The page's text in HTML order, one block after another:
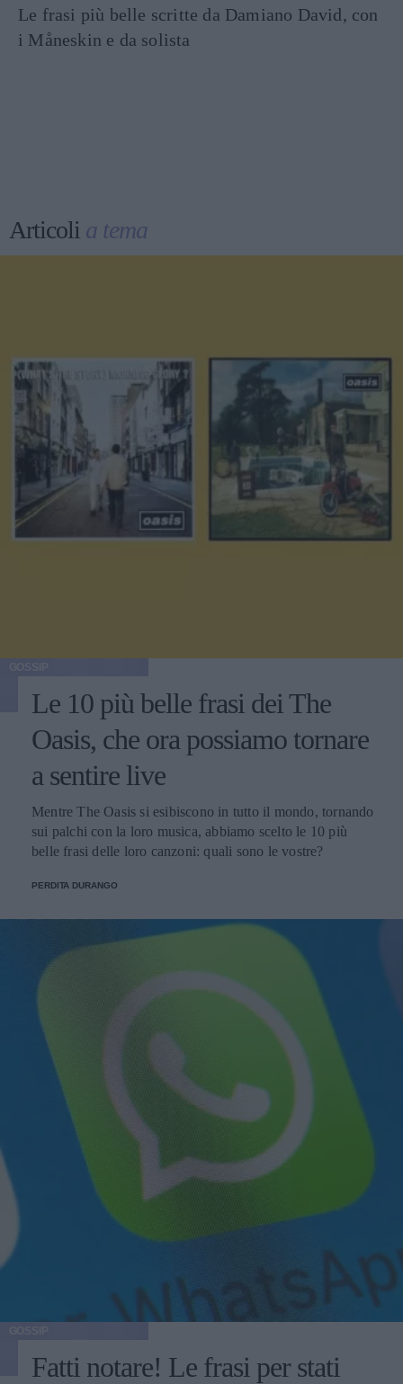
Le frasi più belle scritte da Damiano David, con
i Måneskin e da solista
Articoli a tema
Le 10 più belle frasi dei The
Oasis, che ora possiamo tornare
a sentire live
Mentre The Oasis si esibiscono in tutto il mondo, tornando
sui palchi con la loro musica, abbiamo scelto le 10 più
belle frasi delle loro canzoni: quali sono le vostre?
PERDITA DURANGO
Fatti notare! Le frasi per stati